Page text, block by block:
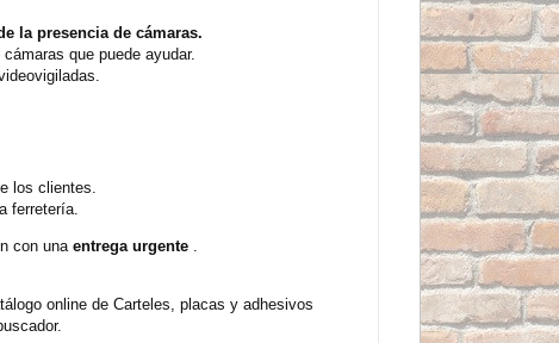
la presencia de cámaras.
que puede ayudar.
los clientes.
ferretería.
con una entrega urgente
online de Carteles, placas y adhesivos